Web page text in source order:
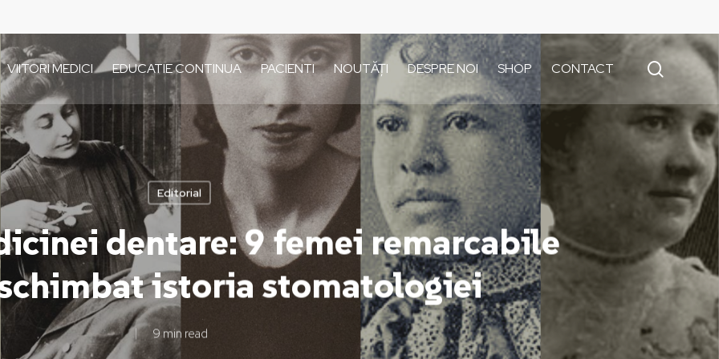
VIITORI MEDICI EDUCATIE CONTINUA PACIENTI NOUTĂȚI DESPRE NOI SHOP CONTACT search
Editorial
dentare: 9 femei remarcabile
istoria stomatologiei
9 min read